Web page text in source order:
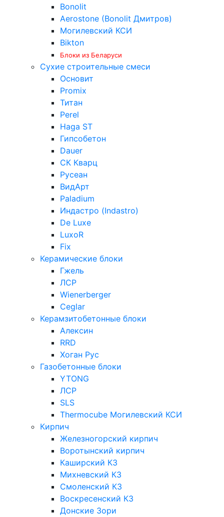
Bonolit
Aerostone (Bonolit Дмитров)
Могилевский КСИ
Bikton
Блоки из Беларуси
Сухие строительные смеси
Основит
Promix
Титан
Perel
Haga ST
Гипсобетон
Dauer
СК Кварц
Русеан
ВидАрт
Paladium
Индастро (Indastro)
De Luxe
LuxoR
Fix
Керамические блоки
Гжель
ЛСР
Wienerberger
Ceglar
Керамзитобетонные блоки
Алексин
RRD
Хоган Рус
Газобетонные блоки
YTONG
ЛСР
SLS
Thermocube Могилевский КСИ
Кирпич
Железногорский кирпич
Воротынский кирпич
Каширский КЗ
Михневский КЗ
Смоленский КЗ
Воскресенский КЗ
Донские Зори